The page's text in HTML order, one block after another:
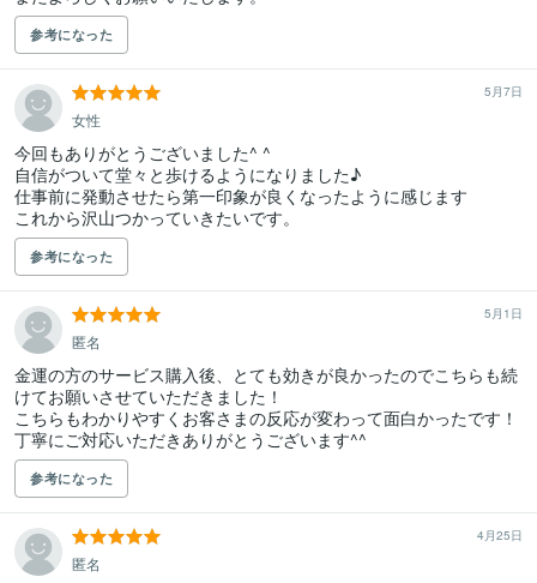
参考になった
5月7日
女性
今回もありがとうございました^ ^
自信がついて堂々と歩けるようになりました♪
仕事前に発動させたら第一印象が良くなったように感じます
参考になった
5月1日
匿名
金運の方のサービス購入後、とても効きが良かったのでこちらも続
けてお願いさせていただきました！
こちらもわかりやすくお客さまの反応が変わって面白かったです！
丁寧にご対応いただきありがとうございます^^
参考になった
4月25日
匿名